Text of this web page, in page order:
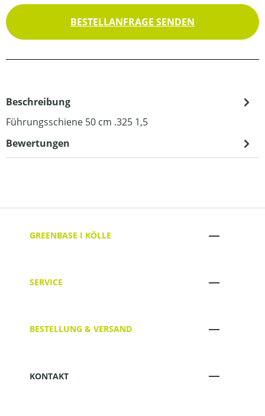
BESTELLANFRAGE SENDEN
Beschreibung
Führungsschiene 50 cm .325 1,5
Bewertungen
GREENBASE I KÖLLE
SERVICE
BESTELLUNG & VERSAND
KONTAKT